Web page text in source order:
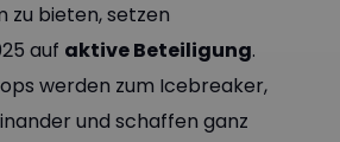
zu bieten, setzen
auf aktive Beteiligung.
werden zum Icebreaker,
und schaffen ganz